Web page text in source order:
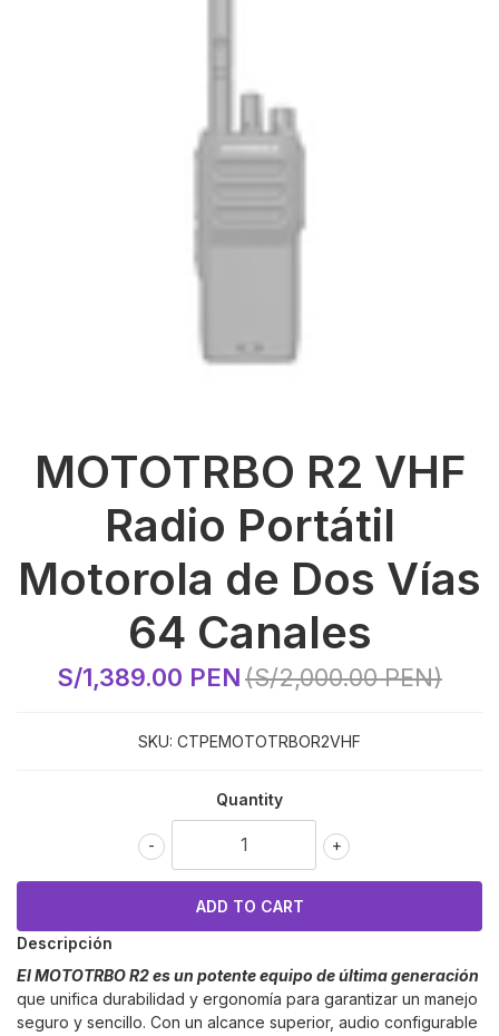
MOTOTRBO R2 VHF
Radio Portátil
Motorola de Dos Vías
64 Canales
S/1,389.00 PEN(S/2,000.00 PEN)
SKU: CTPEMOTOTRBOR2VHF
Quantity
+
-
Descripción
El MOTOTRBO R2 es un potente equipo de última generación
que unifica durabilidad y ergonomía para garantizar un manejo
seguro y sencillo. Con un alcance superior, audio configurable